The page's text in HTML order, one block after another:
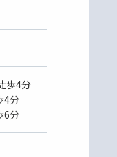
歩4分
4分
6分